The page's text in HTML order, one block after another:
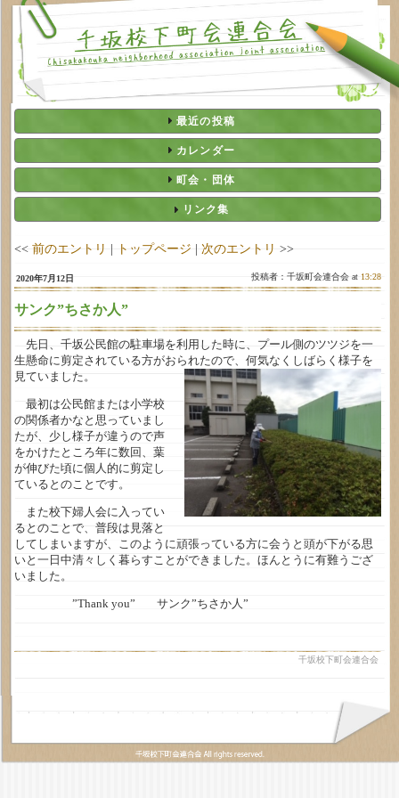
最近の投稿
カレンダー
町会・団体
リンク集
<< 前のエントリ | トップページ | 次のエントリ >>
2020年7月12日 投稿者：千坂町会連合会 at 13:28
サンク”ちさか人”
先日、千坂公民館の駐車場を利用した時に、プール側のツツジを一
生懸命に剪定されている方がおられたので、何気なくしばらく様子を
見ていました。
最初は公民館または小学校
の関係者かなと思っていまし
たが、少し様子が違うので声
をかけたところ年に数回、葉
が伸びた頃に個人的に剪定し
ているとのことです。
また校下婦人会に入ってい
るとのことで、普段は見落と
してしまいますが、このように頑張っている方に会うと頭が下がる思
いと一日中清々しく暮らすことができました。ほんとうに有難うござ
いました。
”Thank you” サンク”ちさか人”
千坂校下町会連合会